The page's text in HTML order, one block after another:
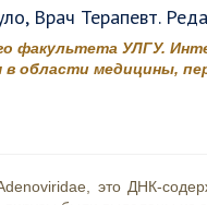
Врач Терапевт.
факультета УЛГУ.
области медицины,
это ДНК-